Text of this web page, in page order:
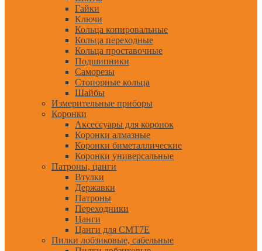
Гайки
Ключи
Кольца копировальные
Кольца переходные
Кольца проставочные
Подшипники
Саморезы
Стопорные кольца
Шайбы
Измерительные приборы
Коронки
Аксессуары для коронок
Коронки алмазные
Коронки биметаллические
Коронки универсальные
Патроны, цанги
Втулки
Державки
Патроны
Переходники
Цанги
Цанги для CMT7E
Пилки лобзиковые, сабельные